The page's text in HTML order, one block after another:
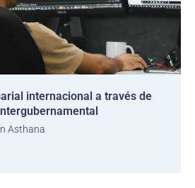
internacional a través de
Asthana